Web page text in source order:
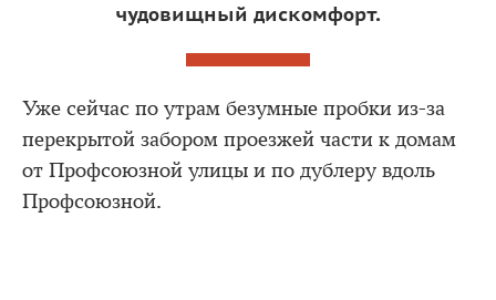
чудовищный дискомфорт.
Уже сейчас по утрам безумные пробки из-за
перекрытой забором проезжей части к домам
от Профсоюзной улицы и по дублеру вдоль
Профсоюзной.